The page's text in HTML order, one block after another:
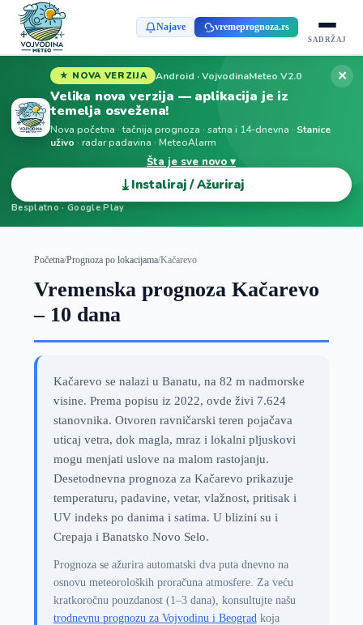
Najave vremeprognoza.rs
SADRŽAJ
★ NOVA VERZIJA Android · VojvodinaMeteo V2.0
Velika nova verzija — aplikacija je iz
temelja osvežena!
Nova početna · tačnija prognoza · satna i 14-dnevna · Stanice
uživo · radar padavina · MeteoAlarm
Šta je sve novo ▾
⤓ Instaliraj / Ažuriraj
Besplatno · Google Play
✕
Početna/Prognoza po lokacijama/Kačarevo
Vremenska prognoza Kačarevo
– 10 dana
Kačarevo se nalazi u Banatu, na 82 m nadmorske
visine. Prema popisu iz 2022, ovde živi 7.624
stanovnika. Otvoren ravničarski teren pojačava
uticaj vetra, dok magla, mraz i lokalni pljuskovi
mogu menjati uslove na malom rastojanju.
Desetodnevna prognoza za Kačarevo prikazuje
temperaturu, padavine, vetar, vlažnost, pritisak i
UV indeks po danima i satima. U blizini su i
Crepaja i Banatsko Novo Selo.
Prognoza se ažurira automatski dva puta dnevno na
osnovu meteoroloških proračuna atmosfere. Za veću
kratkoročnu pouzdanost (1–3 dana), konsultujte našu
trodnevnu prognozu za Vojvodinu i Beogradkoja